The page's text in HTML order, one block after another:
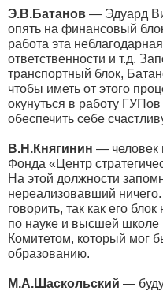
Э.В.Батанов — Эдуард
опять на финансовый
работа эта
ответственности и т.д.
транспортный блок,
чтобы иметь от этого
окунуться в работу
обеспечить себе
В.Н.Княгинин — человек
Фонда «Центр
На этой должности
нереализовавший
говорить, так как его
по науке и высшей школе
Комитетом, который мог
образованию.
М.А.Шаскольский —